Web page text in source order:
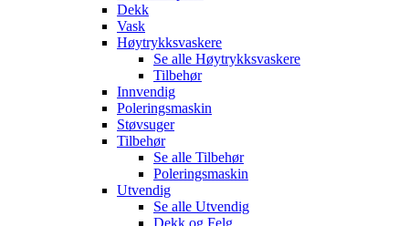
Dekk
Vask
Høytrykksvaskere
Se alle Høytrykksvaskere
Tilbehør
Innvendig
Poleringsmaskin
Støvsuger
Tilbehør
Se alle Tilbehør
Poleringsmaskin
Utvendig
Se alle Utvendig
Dekk og Felg